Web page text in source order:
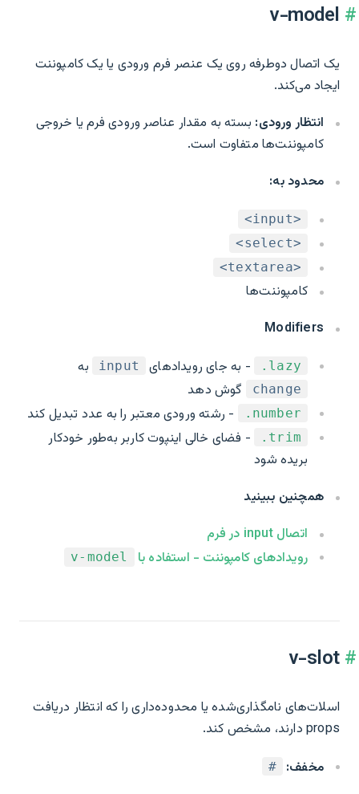
v-model
یک اتصال دوطرفه روی یک عنصر فرم ورودی یا یک کامپوننت
ایجاد می‌کند.
انتظار ورودی: بسته به مقدار عناصر ورودی فرم یا خروجی
کامپوننت‌ها متفاوت است.
محدود به:
<input>
<select>
<textarea>
کامپوننت‌ها
Modifiers
‎.lazy - به جای رویداد‌های input به
change گوش دهد
‎.number - رشته ورودی معتبر را به عدد تبدیل کند
‎.trim
- فضای خالی اینپوت کاربر به‌طور خودکار
بریده شود
همچنین ببینید
اتصال input در فرم
رویدادهای کامپوننت - استفاده با
v-model
v-slot
اسلات‌های نامگذاری‌شده یا محدوده‌داری را که انتظار دریافت
props دارند، مشخص کند.
مخفف:
#